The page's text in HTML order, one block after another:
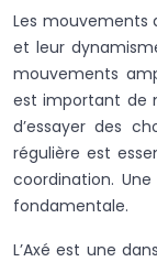
Les mouvements
et leur
mouvements
est important de
d’essayer des
régulière est
coordination.
fondamentale.
L’Axé est une